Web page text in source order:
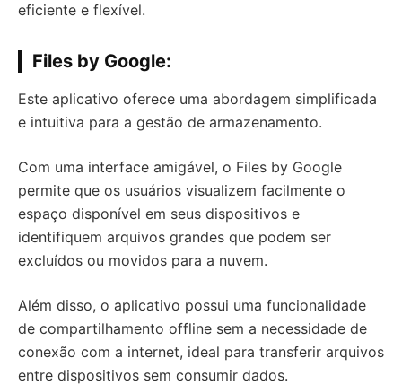
eficiente e flexível.
Files by Google:
Este aplicativo oferece uma abordagem simplificada
e intuitiva para a gestão de armazenamento.
Com uma interface amigável, o Files by Google
permite que os usuários visualizem facilmente o
espaço disponível em seus dispositivos e
identifiquem arquivos grandes que podem ser
excluídos ou movidos para a nuvem.
Além disso, o aplicativo possui uma funcionalidade
de compartilhamento offline sem a necessidade de
conexão com a internet, ideal para transferir arquivos
entre dispositivos sem consumir dados.